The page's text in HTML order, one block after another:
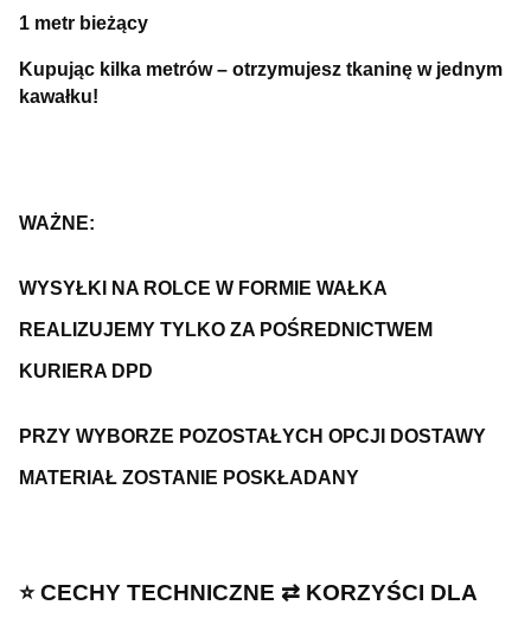
1 metr bieżący
Kupując kilka metrów – otrzymujesz tkaninę w jednym
kawałku!
WAŻNE:
WYSYŁKI NA ROLCE W FORMIE WAŁKA
REALIZUJEMY TYLKO ZA POŚREDNICTWEM
KURIERA DPD
PRZY WYBORZE POZOSTAŁYCH OPCJI DOSTAWY
MATERIAŁ ZOSTANIE POSKŁADANY
⭐️ CECHY TECHNICZNE ⇄ KORZYŚCI DLA